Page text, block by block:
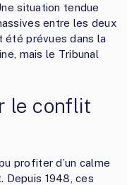
situation tendue
entre les deux
été prévues dans la
mais le Tribunal
le conflit
profiter d’un calme
Depuis 1948, ces